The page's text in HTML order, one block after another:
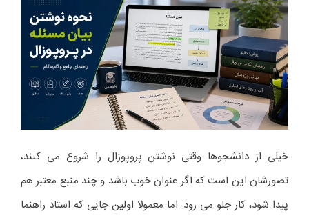
خیلی از دانشجوها وقتی نوشتن پروپوزال را شروع می کنند،
تصورشان این است که اگر عنوان خوب باشد و چند منبع معتبر هم
پیدا شود، کار جلو می رود. اما معمولا اولین جایی که استاد راهنما